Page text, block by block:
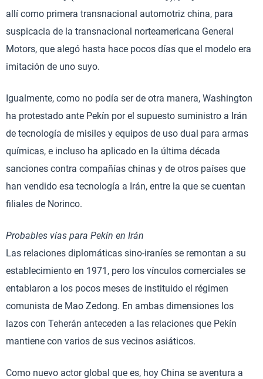
allí como primera transnacional automotriz china, para
suspicacia de la transnacional norteamericana General
Motors, que alegó hasta hace pocos días que el modelo era
imitación de uno suyo.
Igualmente, como no podía ser de otra manera, Washington
ha protestado ante Pekín por el supuesto suministro a Irán
de tecnología de misiles y equipos de uso dual para armas
químicas, e incluso ha aplicado en la última década
sanciones contra compañías chinas y de otros países que
han vendido esa tecnología a Irán, entre la que se cuentan
filiales de Norinco.
Probables vías para Pekín en Irán
Las relaciones diplomáticas sino-iraníes se remontan a su
establecimiento en 1971, pero los vínculos comerciales se
entablaron a los pocos meses de instituido el régimen
comunista de Mao Zedong. En ambas dimensiones los
lazos con Teherán anteceden a las relaciones que Pekín
mantiene con varios de sus vecinos asiáticos.
Como nuevo actor global que es, hoy China se aventura a